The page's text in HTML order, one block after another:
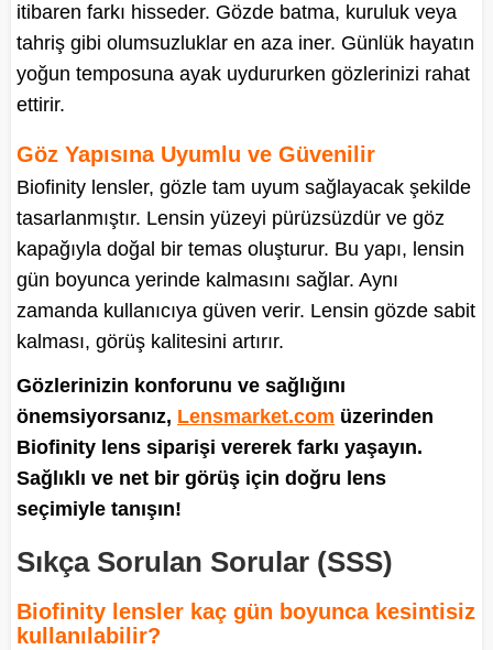
itibaren farkı hisseder. Gözde batma, kuruluk veya
tahriş gibi olumsuzluklar en aza iner. Günlük hayatın
yoğun temposuna ayak uydururken gözlerinizi rahat
ettirir.
Göz Yapısına Uyumlu ve Güvenilir
Biofinity lensler, gözle tam uyum sağlayacak şekilde
tasarlanmıştır. Lensin yüzeyi pürüzsüzdür ve göz
kapağıyla doğal bir temas oluşturur. Bu yapı, lensin
gün boyunca yerinde kalmasını sağlar. Aynı
zamanda kullanıcıya güven verir. Lensin gözde sabit
kalması, görüş kalitesini artırır.
Gözlerinizin konforunu ve sağlığını
önemsiyorsanız, Lensmarket.com üzerinden
Biofinity lens siparişi vererek farkı yaşayın.
Sağlıklı ve net bir görüş için doğru lens
seçimiyle tanışın!
Sıkça Sorulan Sorular (SSS)
Biofinity lensler kaç gün boyunca kesintisiz
kullanılabilir?